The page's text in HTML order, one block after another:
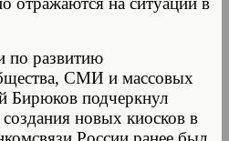
по развитию
СМИ и массовых
Бирюков подчеркнул
новых киосков в